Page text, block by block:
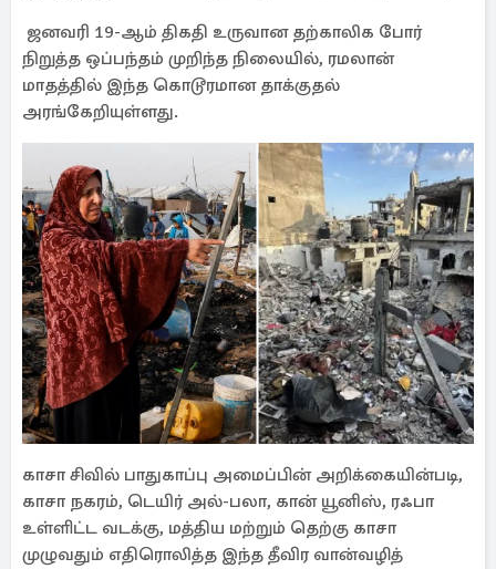
ஜனவரி 19-ஆம் திகதி உருவான தற்காலிக போர்
நிறுத்த ஒப்பந்தம் முறிந்த நிலையில், ரமலான்
மாதத்தில் இந்த கொடூரமான தாக்குதல்
அரங்கேறியுள்ளது.
காசா சிவில் பாதுகாப்பு அமைப்பின் அறிக்கையின்படி,
காசா நகரம், டெயிர் அல்-பலா, கான் யூனிஸ், ரஃபா
உள்ளிட்ட வடக்கு, மத்திய மற்றும் தெற்கு காசா
முழுவதும் எதிரொலித்த இந்த தீவிர வான்வழித்